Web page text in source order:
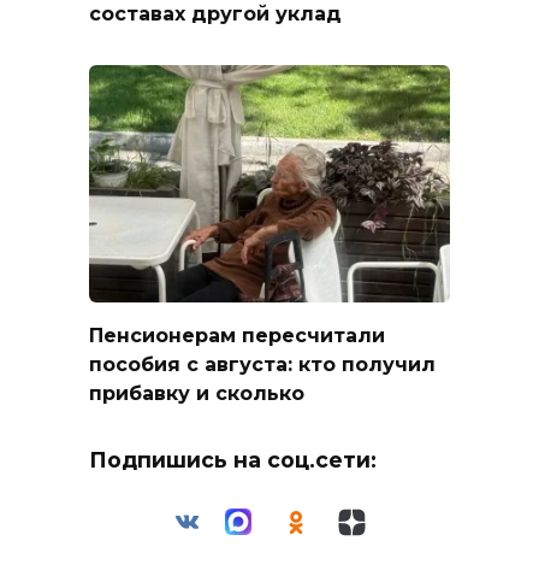
составах другой уклад
Пенсионерам пересчитали
пособия с августа: кто получил
прибавку и сколько
Подпишись на соц.сети: